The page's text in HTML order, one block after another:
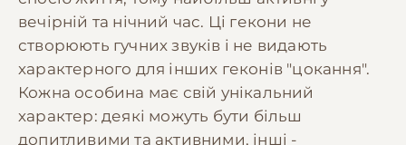
вечірній та нічний час. Ці гекони не
створюють гучних звуків і не видають
характерного для інших геконів "цокання".
Кожна особина має свій унікальний
характер: деякі можуть бути більш
допитливими та активними, інші -